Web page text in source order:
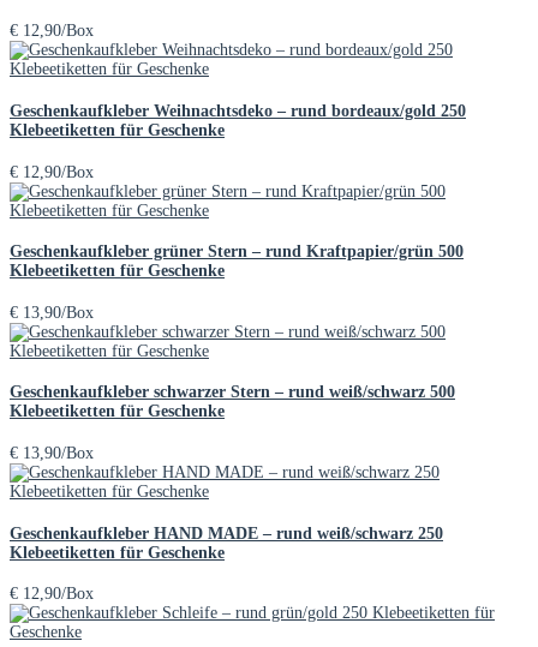
€ 12,90/Box
Geschenkaufkleber Weihnachtsdeko – rund bordeaux/gold 250
Klebeetiketten für Geschenke
€ 12,90/Box
Geschenkaufkleber grüner Stern – rund Kraftpapier/grün 500
Klebeetiketten für Geschenke
€ 13,90/Box
Geschenkaufkleber schwarzer Stern – rund weiß/schwarz 500
Klebeetiketten für Geschenke
€ 13,90/Box
Geschenkaufkleber HAND MADE – rund weiß/schwarz 250
Klebeetiketten für Geschenke
€ 12,90/Box